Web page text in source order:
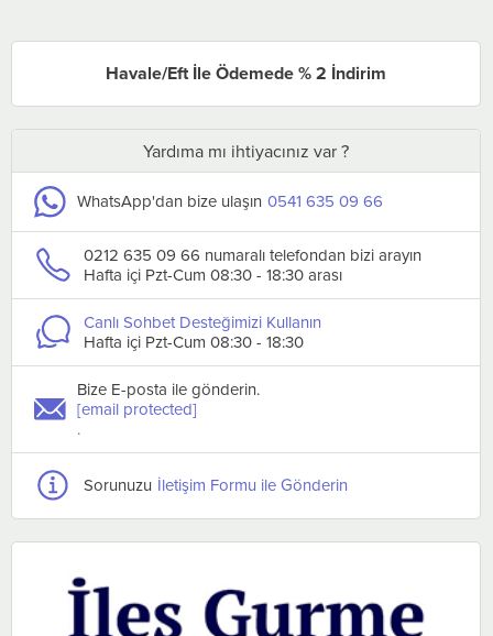
Havale/Eft İle Ödemede % 2 İndirim
Yardıma mı ihtiyacınız var ?
WhatsApp'dan bize ulaşın 0541 635 09 66
0212 635 09 66 numaralı telefondan bizi arayın
Hafta içi Pzt-Cum 08:30 - 18:30 arası
Canlı Sohbet Desteğimizi Kullanın
Hafta içi Pzt-Cum 08:30 - 18:30
Bize E-posta ile gönderin.
[email protected]
.
Sorunuzu İletişim Formu ile Gönderin